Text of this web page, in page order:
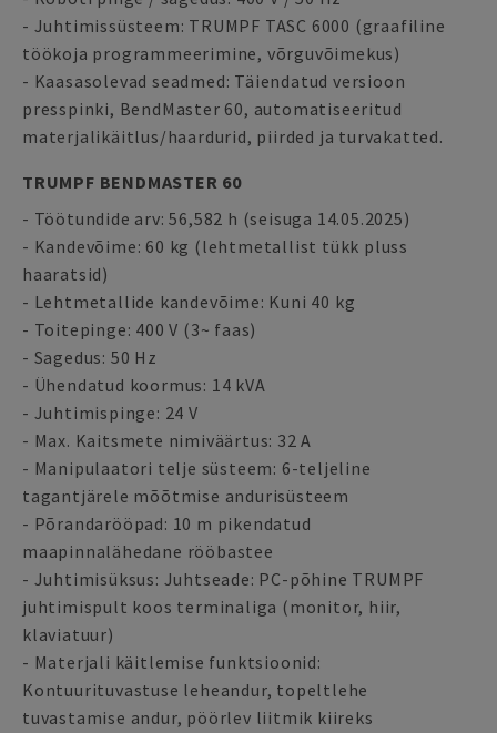
- Juhtimissüsteem: TRUMPF TASC 6000 (graafiline
töökoja programmeerimine, võrguvõimekus)
- Kaasasolevad seadmed: Täiendatud versioon
presspinki, BendMaster 60, automatiseeritud
materjalikäitlus/haardurid, piirded ja turvakatted.
TRUMPF BENDMASTER 60
- Töötundide arv: 56,582 h (seisuga 14.05.2025)
- Kandevõime: 60 kg (lehtmetallist tükk pluss
haaratsid)
- Lehtmetallide kandevõime: Kuni 40 kg
- Toitepinge: 400 V (3~ faas)
- Sagedus: 50 Hz
- Ühendatud koormus: 14 kVA
- Juhtimispinge: 24 V
- Max. Kaitsmete nimiväärtus: 32 A
- Manipulaatori telje süsteem: 6-teljeline
tagantjärele mõõtmise andurisüsteem
- Põrandarööpad: 10 m pikendatud
maapinnalähedane rööbastee
- Juhtimisüksus: Juhtseade: PC-põhine TRUMPF
juhtimispult koos terminaliga (monitor, hiir,
klaviatuur)
- Materjali käitlemise funktsioonid:
Kontuurituvastuse leheandur, topeltlehe
tuvastamise andur, pöörlev liitmik kiireks